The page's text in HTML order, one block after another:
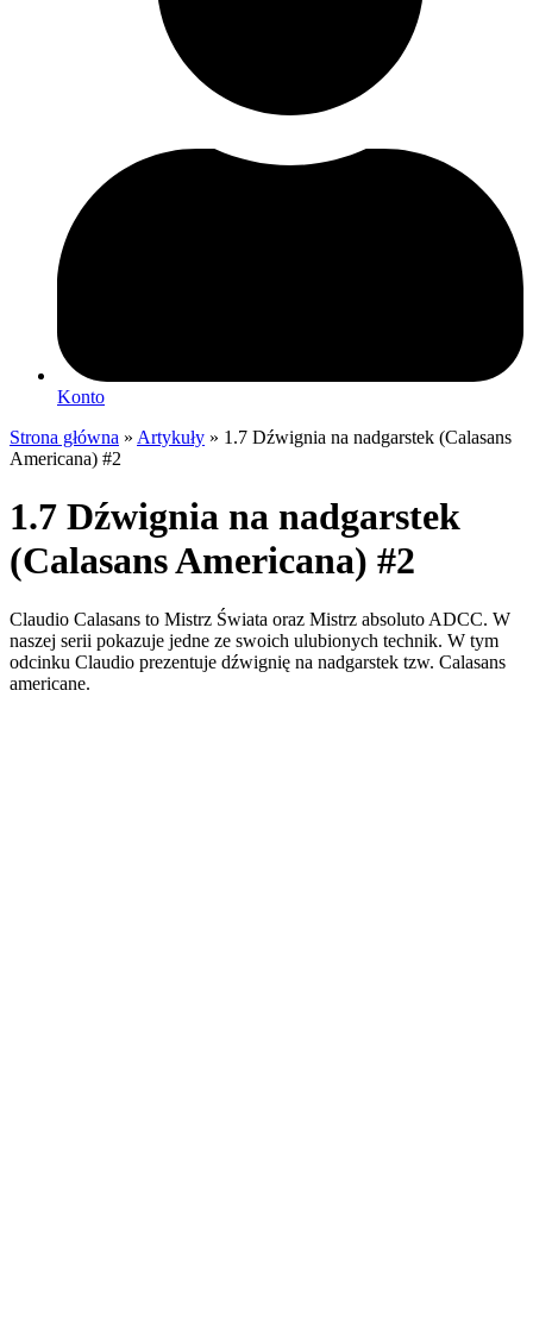
Konto
Strona główna » Artykuły » 1.7 Dźwignia na nadgarstek (Calasans
Americana) #2
1.7 Dźwignia na nadgarstek
(Calasans Americana) #2
Claudio Calasans to Mistrz Świata oraz Mistrz absoluto ADCC. W
naszej serii pokazuje jedne ze swoich ulubionych technik. W tym
odcinku Claudio prezentuje dźwignię na nadgarstek tzw. Calasans
americane.